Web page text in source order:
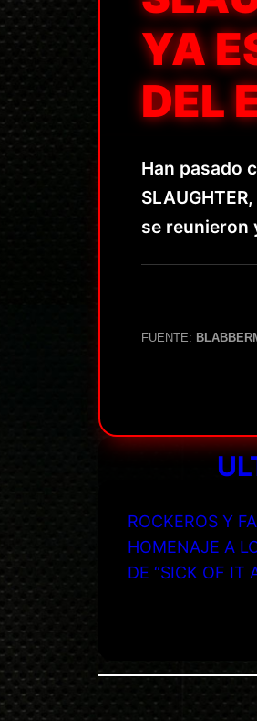
YA
DEL
Han pasado
se reunieron
FUENTE:
ROCKEROS Y
HOMENAJE A
DE “SICK OF IT